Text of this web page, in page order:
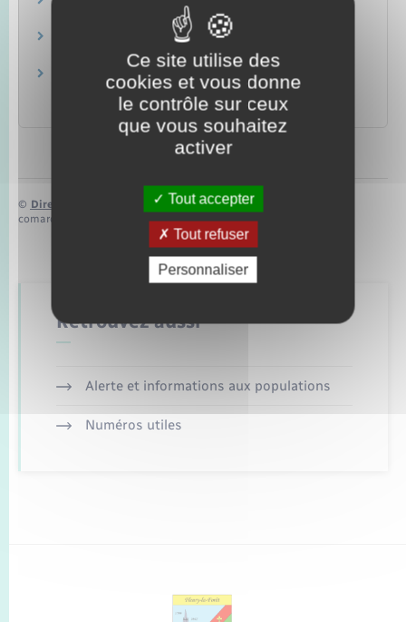
Transports – Mobilité
Équipements obligatoires pour conduire une
Transports – Mobilité
© Direction de l’information légale et administrative
comarquage developpé parbaseo.io
Retrouvez aussi
Alerte et informations aux populations
Numéros utiles
Ce site utilise des
cookies et vous donne
le contrôle sur ceux
que vous souhaitez
activer
Tout accepter
Tout refuser
Personnaliser